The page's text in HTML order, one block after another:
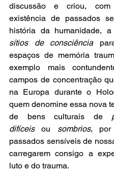
discussão e criou,
existência de passados
sítios de consciência
espaços de memória
exemplo mais
campos de concentração
na Europa durante o
quem denomine essa nova
de bens culturais de
difíceis ou sombrios, por
passados sensíveis de
carregarem consigo a
luto e do trauma.